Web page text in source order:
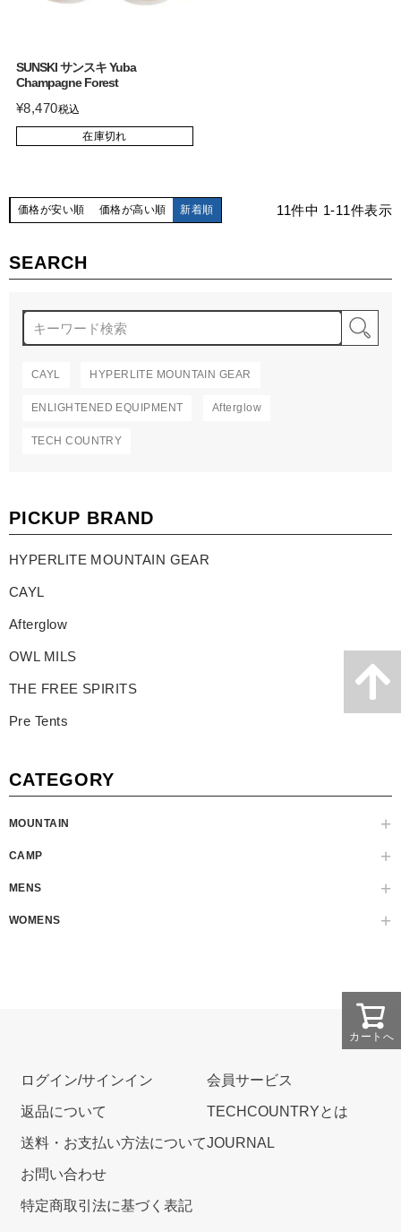
SEARCH
CAYL HYPERLITE MOUNTAIN GEAR
ENLIGHTENED EQUIPMENT Afterglow
TECH COUNTRY
PICKUP BRAND
HYPERLITE MOUNTAIN GEAR
CAYL
Afterglow
OWL MILS
THE FREE SPIRITS
Pre Tents
CATEGORY
MOUNTAIN
CAMP
MENS
WOMENS
SUNSKI サンスキ Yuba
Champagne Forest
¥8,470税込
在庫切れ
価格が安い順 価格が高い順 新着順 11件中 1-11件表示
カートへ
ログイン/サインイン
返品について
送料・お支払い方法について
お問い合わせ
特定商取引法に基づく表記
会員サービス
TECHCOUNTRYとは
JOURNAL